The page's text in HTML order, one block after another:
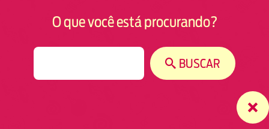
O que você está procurando?
BUSCAR